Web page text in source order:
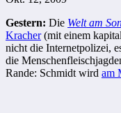
Gestern: Die Welt am
Kracher(mit einem
nicht die Internetpolizei,
die
Rande: Schmidt wird am